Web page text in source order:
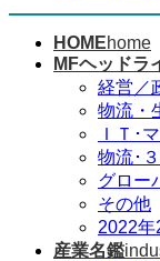
HOMEhome
MFヘッドラ
経営／
物流・
ＩＴ･
物流･
グロー
その他
2022
産業名鑑